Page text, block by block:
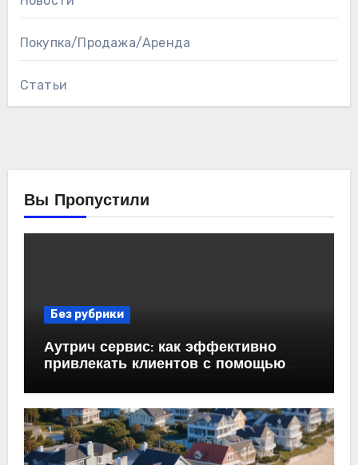
Покупка/Продажа/Аренда
Статьи
Вы Пропустили
Без рубрики
Аутрич сервис: как эффективно
привлекать клиентов с помощью